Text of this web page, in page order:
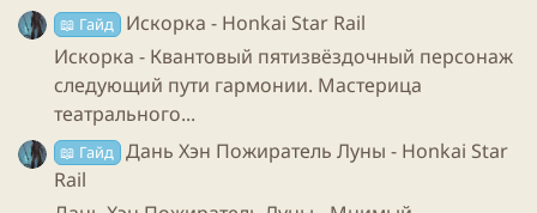
Пятизвездочные варианты:
Посох алых песков - самый лучший вариант.
Нефритовый коршун
📖 Гайд
Искорка - Honkai Star Rail
Искорка - Квантовый пятизвёздочный персонаж
следующий пути гармонии. Мастерица
театрального...
📖 Гайд Дань Хэн Пожиратель Луны - Honkai Star
Rail